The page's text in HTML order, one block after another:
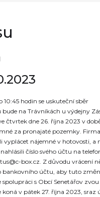
10:45 hodin se uskuteční sběr
na Trávníkách u výdejny
čtvrtek dne 26. října 2023 v
za pronajaté pozemky.
vyplácet nájemné v hotovosti, a
číslo svého účtu na
box.cz. Z důvodu vrácení
bankovního účtu, aby tuto
s Obcí Senetářov zvou
v pátek 27. října 2023, sraz